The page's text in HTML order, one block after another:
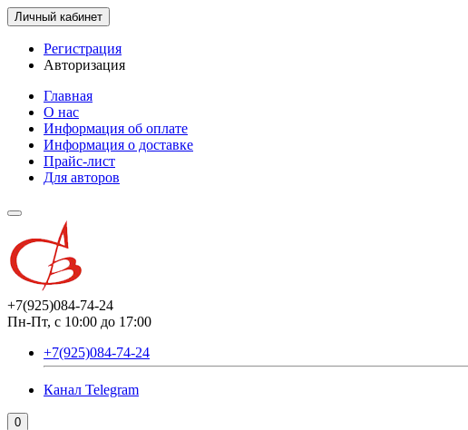
Личный кабинет
Регистрация
Авторизация
Главная
О нас
Информация об оплате
Информация о доставке
Прайс-лист
Для авторов
+7(925)084-74-24
Пн-Пт, с 10:00 до 17:00
+7(925)084-74-24
Канал Telegram
0